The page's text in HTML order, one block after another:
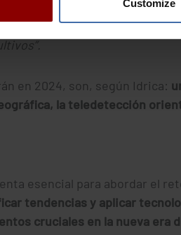
Customize
de la necesaria digitalización
de los recursos, mayor
en 2024, son, según Idrica:
la teledetección
esencial para abordar el
tendencias y aplicar
cruciales en la nueva era